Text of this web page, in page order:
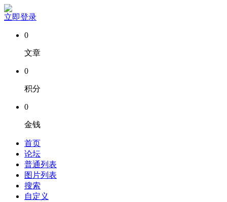
立即登录
0
文章
0
积分
0
金钱
首页
论坛
普通列表
图片列表
搜索
自定义